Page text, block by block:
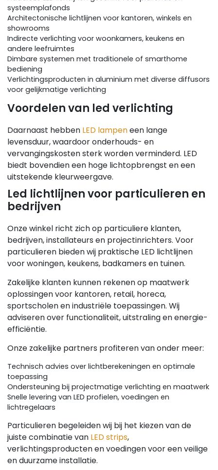
systeemplafonds
Architectonische lichtlijnen voor kantoren, winkels en
showrooms
Indirecte verlichting voor woonkamers, keukens en
andere leefruimtes
Dimbare systemen met traditionele of smarthome
bediening
Verlichtingsproducten in aluminium met diverse diffusors
voor gelijkmatige verlichting
Voordelen van led verlichting
Daarnaast hebben LED lampeneen lange
levensduur, waardoor onderhouds- en
vervangingskosten sterk worden verminderd. LED
biedt bovendien een hoge lichtopbrengst en een
uitstekende kleurweergave.
Led lichtlijnen voor particulieren en
bedrijven
Onze winkel richt zich op particuliere klanten,
bedrijven, installateurs en projectinrichters. Voor
particulieren bieden wij praktische LED lichtlijnen
voor woningen, keukens, badkamers en tuinen.
Zakelijke klanten kunnen rekenen op maatwerk
oplossingen voor kantoren, retail, horeca,
sportscholen en industriële toepassingen. Wij
adviseren over functionaliteit, uitstraling en energie-
efficiëntie.
Onze zakelijke partners profiteren van onder meer:
Technisch advies over lichtberekeningen en optimale
toepassing
Ondersteuning bij projectmatige verlichting en maatwerk
Snelle levering van LED profielen, voedingen en
lichtregelaars
Particulieren begeleiden wij bij het kiezen van de
juiste combinatie van LED strips,
verlichtingsproducten en voedingen voor een veilige
en duurzame installatie.